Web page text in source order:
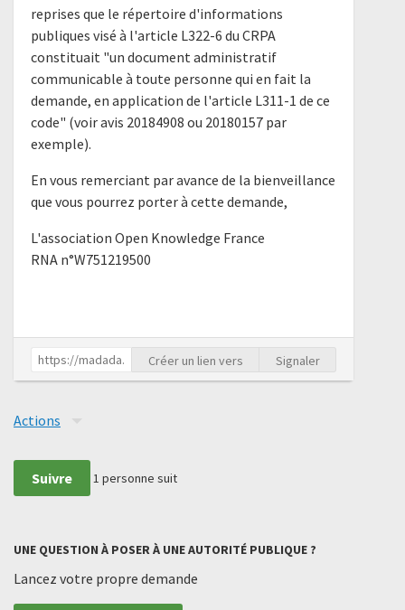
reprises que le répertoire d'informations
publiques visé à l'article L322-6 du CRPA
constituait "un document administratif
communicable à toute personne qui en fait la
demande, en application de l'article L311-1 de ce
code" (voir avis 20184908 ou 20180157 par
exemple).
En vous remerciant par avance de la bienveillance
que vous pourrez porter à cette demande,
L'association Open Knowledge France
RNA n°W751219500
Créer un lien vers Signaler
Actions
Suivre 1 personne suit
UNE QUESTION À POSER À UNE AUTORITÉ PUBLIQUE ?
Lancez votre propre demande